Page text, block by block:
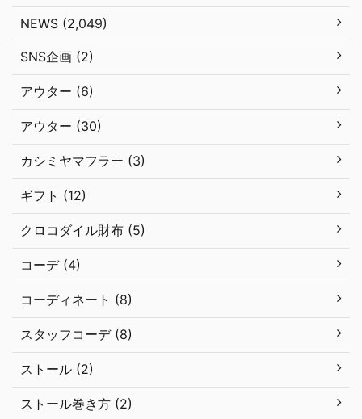
NEWS (2,049)
SNS企画 (2)
アウター (6)
アウター (30)
カシミヤマフラー (3)
ギフト (12)
クロコダイル財布 (5)
コーデ (4)
コーディネート (8)
スタッフコーデ (8)
ストール (2)
ストール巻き方 (2)